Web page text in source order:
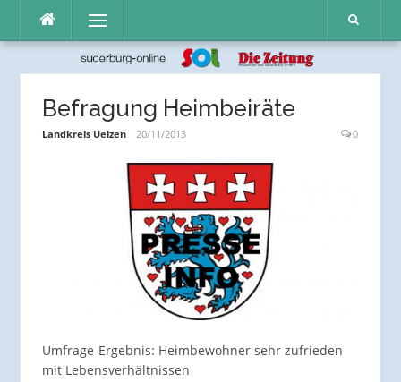
Inhalt
Menü
Befragung Heimbeiräte
Landkreis Uelzen 20/11/2013 0
Umfrage-Ergebnis: Heimbewohner sehr zufrieden
mit Lebensverhältnissen